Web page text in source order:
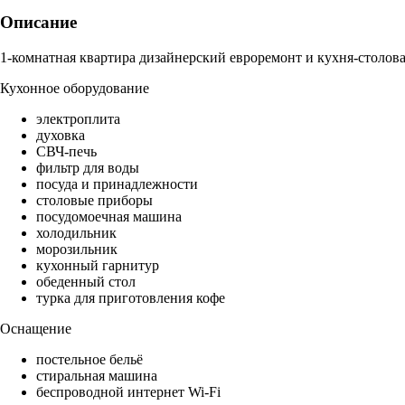
Описание
1-комнатная квартира дизайнерский евроремонт и кухня-
Кухонное оборудование
электроплита
духовка
СВЧ-печь
фильтр для воды
посуда и принадлежности
столовые приборы
посудомоечная машина
холодильник
морозильник
кухонный гарнитур
обеденный стол
турка для приготовления кофе
Оснащение
постельное бельё
стиральная машина
беспроводной интернет Wi-Fi